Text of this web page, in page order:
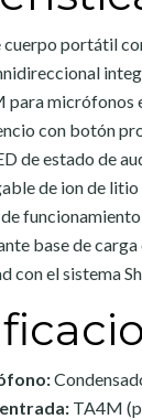
cuerpo portátil
para micrófonos
con botón
de estado de
de ion de
base de
con el sistema
TA4M